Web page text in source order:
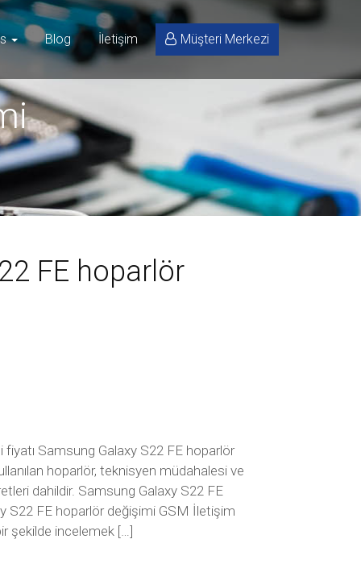
Blog İletişim Müşteri Merkezi
FE hoparlör
Samsung Galaxy S22 FE hoparlör
hoparlör, teknisyen müdahalesi ve
dahildir. Samsung Galaxy S22 FE
S22 FE hoparlör değişimi GSM İletişim
şekilde incelemek […]